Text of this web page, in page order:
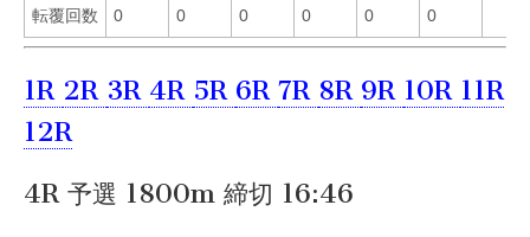
転覆回数 0 0 0 0 0 0
1R 2R 3R 4R 5R 6R 7R 8R 9R 10R 11R
12R
4R 予選 1800m 締切 16:46